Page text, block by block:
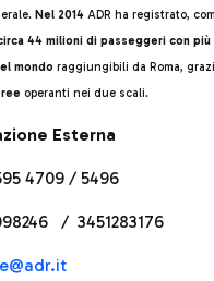
Nel 2014 ADR ha registrato,
44 milioni di passeggeri con più
mondo raggiungibili da Roma,
operanti nei due scali.
Esterna
4709 / 5496
/ 3451283176